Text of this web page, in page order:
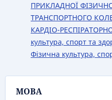
ПРИКЛАДНОЇ
ТРАНСПОРТНОГО
КАРДІО-
культура, спорт та
Фізична культура,
МОВА